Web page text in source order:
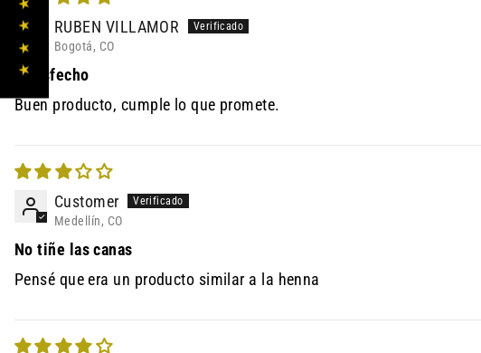
RUBEN VILLAMOR
Bogotá, CO
Satisfecho
Buen producto, cumple lo que promete.
Customer
Medellín, CO
No tiñe las canas
Pensé que era un producto similar a la henna
★ ★ ★ ★ ★